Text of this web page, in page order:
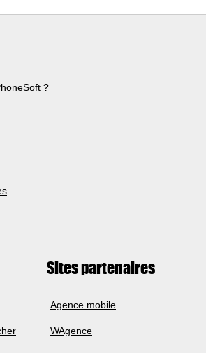
?
Sites partenaires
Agence mobile
WAgence